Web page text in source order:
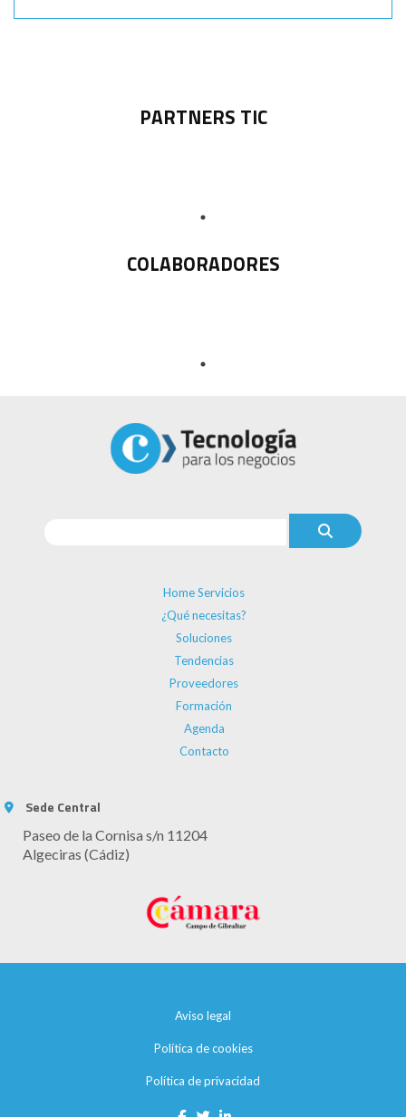
PARTNERS TIC
COLABORADORES
Home Servicios
¿Qué necesitas?
Soluciones
Tendencias
Proveedores
Formación
Agenda
Contacto
Sede Central
Paseo de la Cornisa s/n 11204
Algeciras (Cádiz)
Aviso legal
Política de cookies
Política de privacidad